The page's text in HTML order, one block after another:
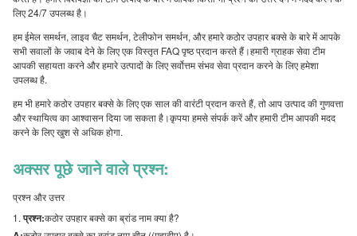
लिए 24/7 उपलब्ध है।
हम ईमेल समर्थन, लाइव चैट समर्थन, टेलीफोन समर्थन, और हमारे कठोर उपहार बक्से के बारे में आपके
सभी सवालों के जवाब देने के लिए एक विस्तृत FAQ पृष्ठ प्रदान करते हैं।हमारी ग्राहक सेवा टीम
आपकी सहायता करने और हमारे उत्पादों के लिए सर्वोत्तम संभव सेवा प्रदान करने के लिए हमेशा
उपलब्ध है.
हम भी हमारे कठोर उपहार बक्से के लिए एक साल की वारंटी प्रदान करते हैं, तो आप उत्पाद की गुणवत्ता
और स्थायित्व का आश्वासन दिया जा सकता है।कृपया हमसे संपर्क करें और हमारी टीम आपकी मदद
करने के लिए खुश से अधिक होगा.
अक्सर पूछे जाने वाले प्रश्न:
प्रश्न और उत्तर
प्रश्न:कठोर उपहार बक्से का ब्रांड नाम क्या है?